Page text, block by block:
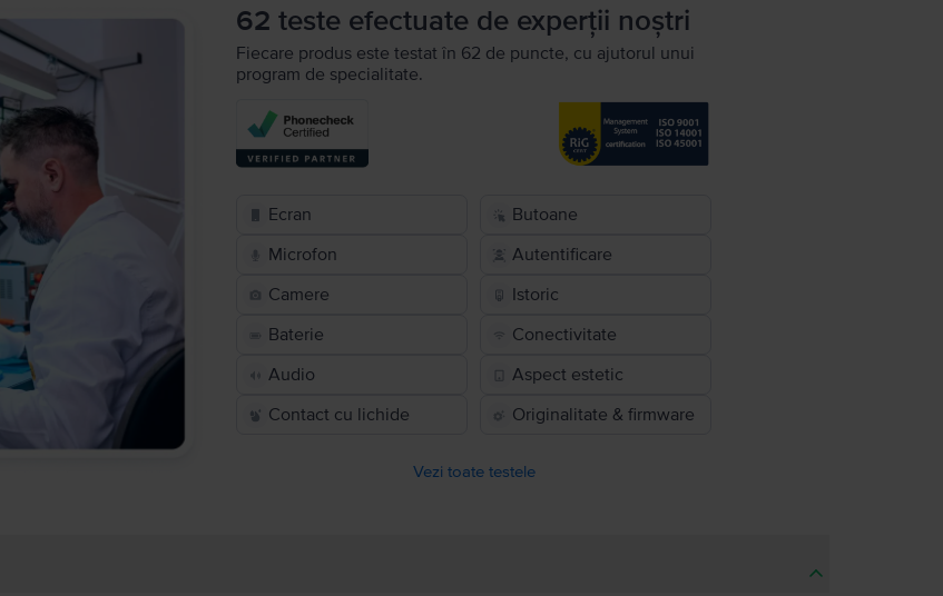
62 teste efectuate de experții noștri
Fiecare produs este testat în 62 de puncte, cu ajutorul unui
program de specialitate.
Ecran
Butoane
Microfon
Autentificare
Camere
Istoric
Baterie
Conectivitate
Audio
Aspect estetic
Contact cu lichide
Originalitate & firmware
Vezi toate testele